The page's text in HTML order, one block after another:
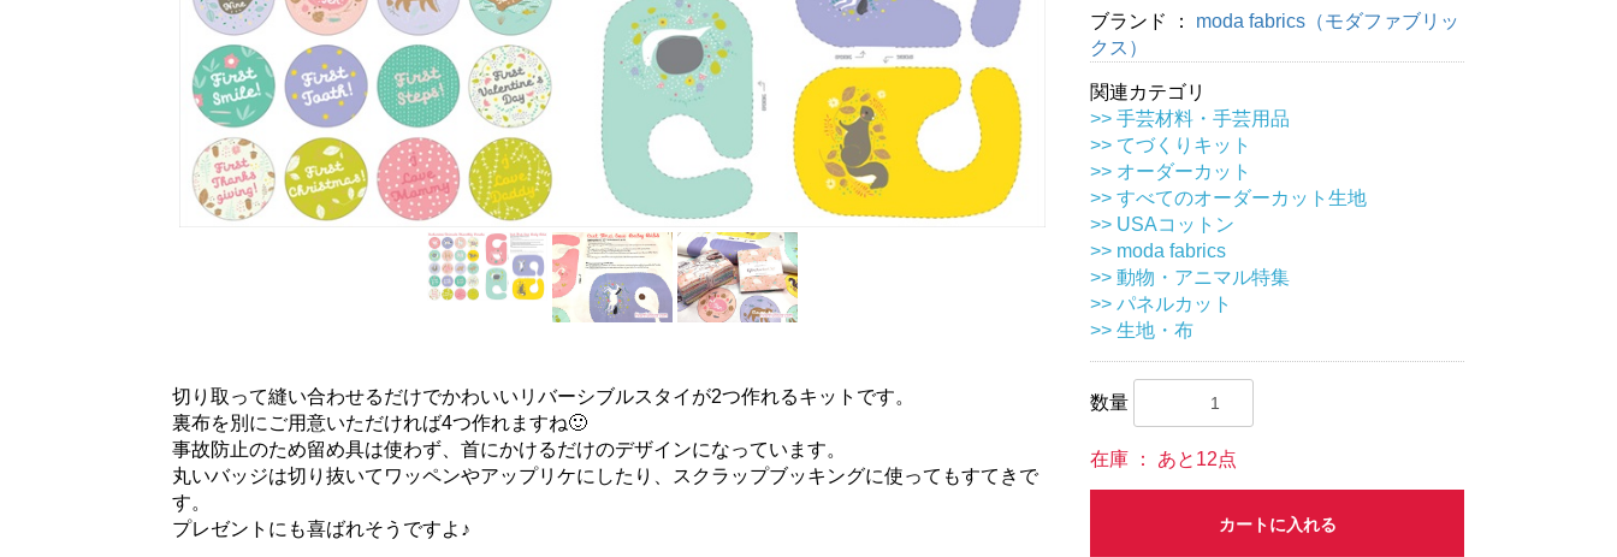
ブランド ： moda fabrics（モダファブリッ
クス）
関連カテゴリ
>> 手芸材料・手芸用品
>> てづくりキット
>> オーダーカット
>> すべてのオーダーカット生地
>> USAコットン
>> moda fabrics
>> 動物・アニマル特集
>> パネルカット
>> 生地・布
数量
在庫 ： あと12点
カートに入れる
切り取って縫い合わせるだけでかわいいリバーシブルスタイが2つ作れるキットです。
裏布を別にご用意いただければ4つ作れますね🙂
事故防止のため留め具は使わず、首にかけるだけのデザインになっています。
丸いバッジは切り抜いてワッペンやアップリケにしたり、スクラップブッキングに使ってもすてきで
す。
プレゼントにも喜ばれそうですよ♪